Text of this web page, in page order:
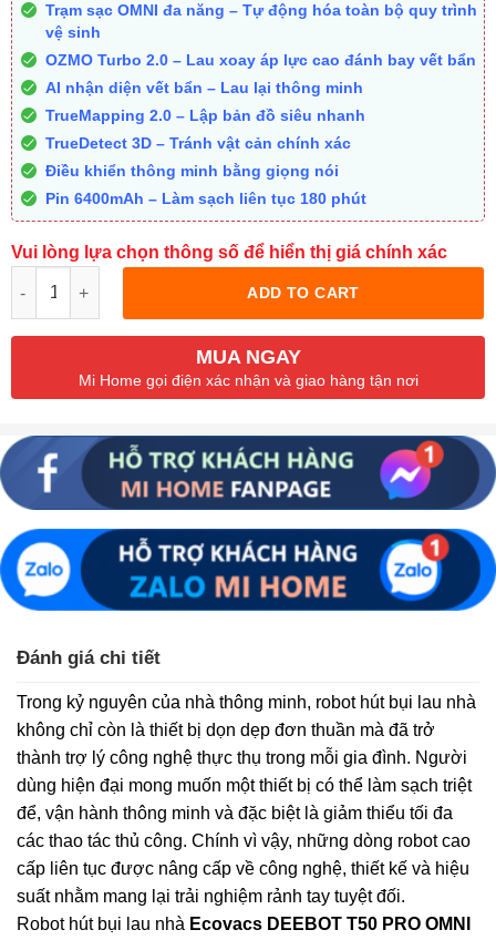
Trạm sạc OMNI đa năng – Tự động hóa toàn bộ quy trình
vệ sinh
OZMO Turbo 2.0 – Lau xoay áp lực cao đánh bay vết bẩn
AI nhận diện vết bẩn – Lau lại thông minh
TrueMapping 2.0 – Lập bản đồ siêu nhanh
TrueDetect 3D – Tránh vật cản chính xác
Điều khiển thông minh bằng giọng nói
Pin 6400mAh – Làm sạch liên tục 180 phút
Vui lòng lựa chọn thông số để hiển thị giá chính xác
ADD TO CART
MUA NGAY
Mi Home gọi điện xác nhận và giao hàng tận nơi
Đánh giá chi tiết
Trong kỷ nguyên của nhà thông minh, robot hút bụi lau nhà
không chỉ còn là thiết bị dọn dẹp đơn thuần mà đã trở
thành trợ lý công nghệ thực thụ trong mỗi gia đình. Người
dùng hiện đại mong muốn một thiết bị có thể làm sạch triệt
để, vận hành thông minh và đặc biệt là giảm thiểu tối đa
các thao tác thủ công. Chính vì vậy, những dòng robot cao
cấp liên tục được nâng cấp về công nghệ, thiết kế và hiệu
suất nhằm mang lại trải nghiệm rảnh tay tuyệt đối.
Robot hút bụi lau nhà Ecovacs DEEBOT T50 PRO OMNI